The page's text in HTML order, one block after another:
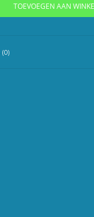
TOEVOEGEN AAN
(0)